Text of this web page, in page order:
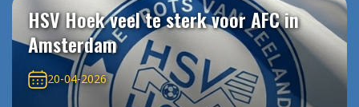
HSV Hoek veel te sterk voor AFC in
Amsterdam
20-04-2026